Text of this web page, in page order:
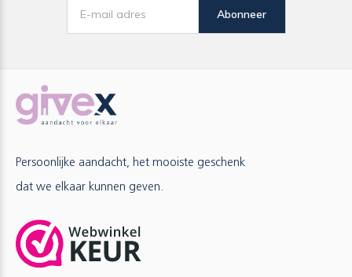
Abonneer
Persoonlijke aandacht, het mooiste geschenk
dat we elkaar kunnen geven.